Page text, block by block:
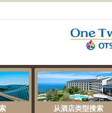
从酒店类型搜索